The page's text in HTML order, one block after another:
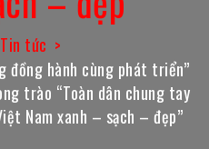
Tin tức
đồng hành cùng phát triển”
trào “Toàn dân chung tay
Nam xanh – sạch – đẹp”